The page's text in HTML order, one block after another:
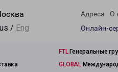
/ Eng
Адреса О
Онлайн-
FTLГенеральные
GLOBAL